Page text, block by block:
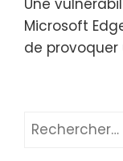
Microsoft
de
Rechercher :